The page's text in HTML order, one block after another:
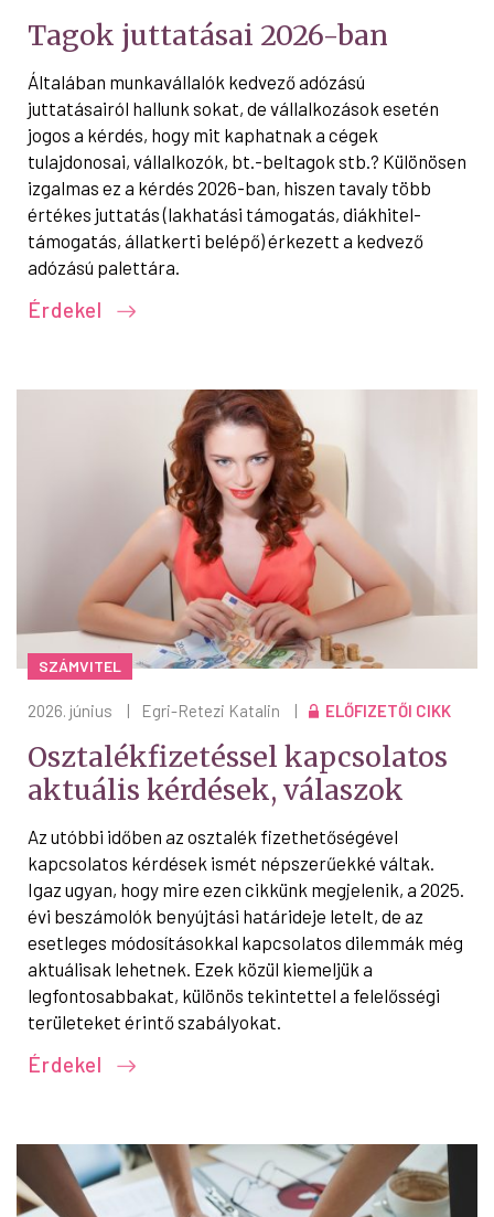
Tagok juttatásai 2026-ban
Általában munkavállalók kedvező adózású
juttatásairól hallunk sokat, de vállalkozások esetén
jogos a kérdés, hogy mit kaphatnak a cégek
tulajdonosai, vállalkozók, bt.-beltagok stb.? Különösen
izgalmas ez a kérdés 2026-ban, hiszen tavaly több
értékes juttatás (lakhatási támogatás, diákhitel-
támogatás, állatkerti belépő) érkezett a kedvező
adózású palettára.
Érdekel
SZÁMVITEL
2026. június | Egri-Retezi Katalin | ELŐFIZETŐI CIKK
Osztalékfizetéssel kapcsolatos
aktuális kérdések, válaszok
Az utóbbi időben az osztalék fizethetőségével
kapcsolatos kérdések ismét népszerűekké váltak.
Igaz ugyan, hogy mire ezen cikkünk megjelenik, a 2025.
évi beszámolók benyújtási határideje letelt, de az
esetleges módosításokkal kapcsolatos dilemmák még
aktuálisak lehetnek. Ezek közül kiemeljük a
legfontosabbakat, különös tekintettel a felelősségi
területeket érintő szabályokat.
Érdekel